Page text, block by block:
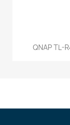
QNAP TL-